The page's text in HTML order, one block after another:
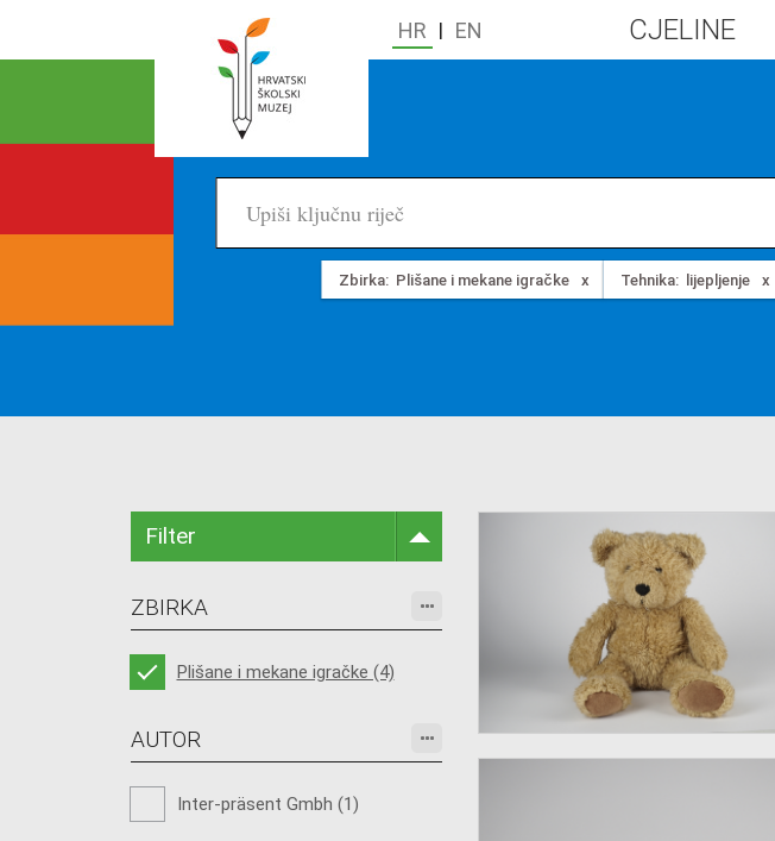
HR | EN CJELINE
Zbirka: Plišane i mekane igračke Tehnika: lijepljenje
Filter
ZBIRKA
Plišane i mekane igračke (4)
AUTOR
Inter-präsent Gmbh (1)